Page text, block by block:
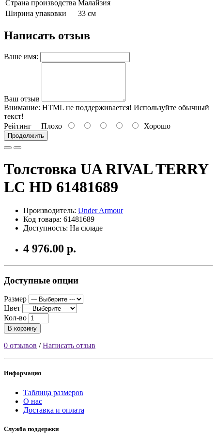
Страна производства Малайзия
Ширина упаковки
33 см
Написать отзыв
Ваше имя:
Ваш отзыв
Внимание: HTML не поддерживается! Используйте обычный
текст!
Рейтинг Плохо Хорошо
Продолжить
Толстовка UA RIVAL TERRY
LC HD 61481689
Производитель: Under Armour
Код товара: 61481689
Доступность: На складе
4 976.00 р.
Доступные опции
Размер
Цвет
Кол-во
В корзину
0 отзывов /Написать отзыв
Информация
Таблица размеров
О нас
Доставка и оплата
Служба поддержки